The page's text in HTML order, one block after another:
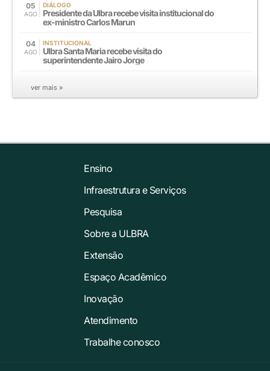
05
AGO
DIÁLOGO
Presidente da Ulbra recebe visita institucional do
ex-ministro Carlos Marun
04
AGO
INSTITUCIONAL
Ulbra Santa Maria recebe visita do
superintendente Jairo Jorge
ver mais »
Ensino
Infraestrutura e Serviços
Pesquisa
Sobre a ULBRA
Extensão
Espaço Acadêmico
Inovação
Atendimento
Trabalhe conosco